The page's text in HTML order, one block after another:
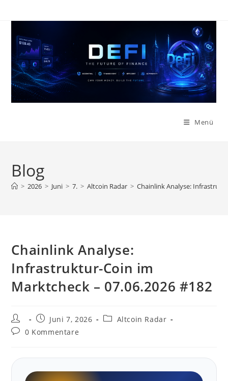
Inhalt
Menü
Blog
> 2026 > Juni > 7. > Altcoin Radar > Chainlink Analyse:
Chainlink Analyse:
Infrastruktur-Coin im
Marktcheck – 07.06.2026 #182
Beitrags-
Autor:
Beitrag
veröffentlicht:
Juni 7, 2026
Beitrags-
Altcoin Radar
Beitrags-
0 Kommentare